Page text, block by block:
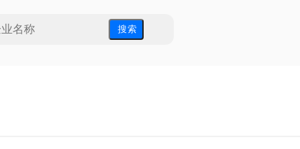
搜 索